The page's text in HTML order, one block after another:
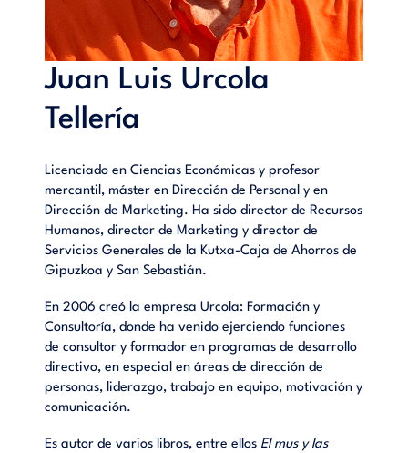
Juan Luis Urcola
Tellería
Licenciado en Ciencias Económicas y profesor
mercantil, máster en Dirección de Personal y en
Dirección de Marketing. Ha sido director de Recursos
Humanos, director de Marketing y director de
Servicios Generales de la Kutxa-Caja de Ahorros de
Gipuzkoa y San Sebastián.
En 2006 creó la empresa Urcola: Formación y
Consultoría, donde ha venido ejerciendo funciones
de consultor y formador en programas de desarrollo
directivo, en especial en áreas de dirección de
personas, liderazgo, trabajo en equipo, motivación y
comunicación.
Es autor de varios libros, entre ellos El mus y las